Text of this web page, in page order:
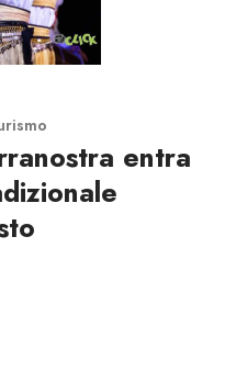
entra